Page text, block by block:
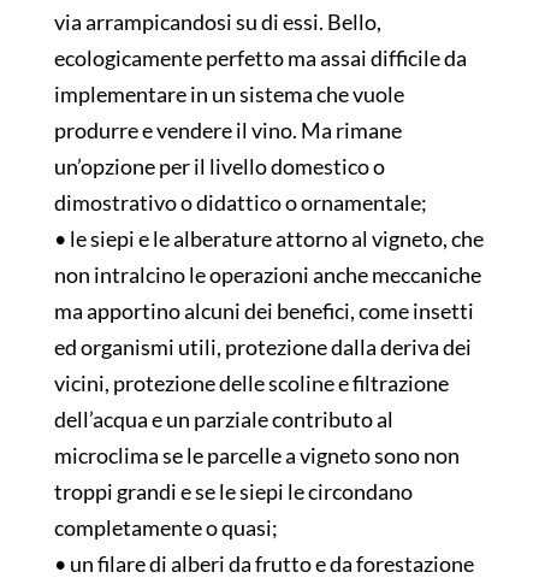
via arrampicandosi su di essi. Bello,
ecologicamente perfetto ma assai difficile da
implementare in un sistema che vuole
produrre e vendere il vino. Ma rimane
un’opzione per il livello domestico o
dimostrativo o didattico o ornamentale;
• le siepi e le alberature attorno al vigneto, che
non intralcino le operazioni anche meccaniche
ma apportino alcuni dei benefici, come insetti
ed organismi utili, protezione dalla deriva dei
vicini, protezione delle scoline e filtrazione
dell’acqua e un parziale contributo al
microclima se le parcelle a vigneto sono non
troppi grandi e se le siepi le circondano
completamente o quasi;
• un filare di alberi da frutto e da forestazione